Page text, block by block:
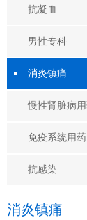
抗凝血
男性专科
消炎镇痛
慢性肾脏病
免疫系统用药
抗感染
消炎镇痛